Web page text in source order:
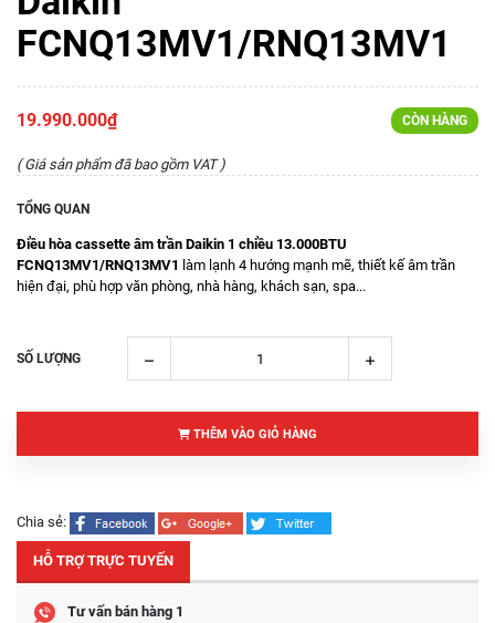
FCNQ13MV1/RNQ13MV1
19.990.000₫ CÒN HÀNG
( Giá sản phẩm đã bao gồm VAT )
TỔNG QUAN
Điều hòa cassette âm trần Daikin 1 chiều 13.000BTU
FCNQ13MV1/RNQ13MV1 làm lạnh 4 hướng mạnh mẽ, thiết kế âm trần
hiện đại, phù hợp văn phòng, nhà hàng, khách sạn, spa...
SỐ LƯỢNG
THÊM VÀO GIỎ HÀNG
Chia sẻ:
HỖ TRỢ TRỰC TUYẾN
Tư vấn bán hàng 1